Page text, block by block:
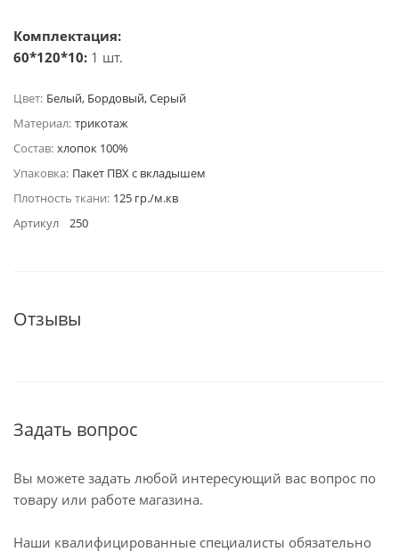
Комплектация:
60*120*10: 1 шт.
Цвет: Белый, Бордовый, Серый
Материал: трикотаж
Состав: хлопок 100%
Упаковка: Пакет ПВХ с вкладышем
Плотность ткани: 125 гр./м.кв
Артикул
250
Отзывы
Задать вопрос
Вы можете задать любой интересующий вас вопрос по
товару или работе магазина.
Наши квалифицированные специалисты обязательно